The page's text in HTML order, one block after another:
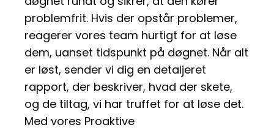
problemfrit. Hvis der opstår problemer,
reagerer vores team hurtigt for at løse
dem, uanset tidspunkt på døgnet. Når alt
er løst, sender vi dig en detaljeret
rapport, der beskriver, hvad der skete,
og de tiltag, vi har truffet for at løse det.
Med vores Proaktive